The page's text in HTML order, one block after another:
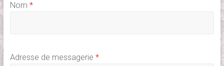
Nom *
Adresse de messagerie *